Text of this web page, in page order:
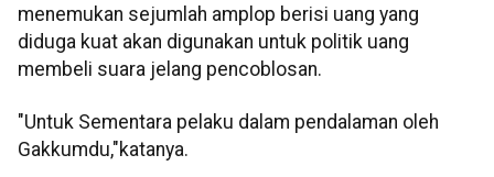
menemukan sejumlah amplop berisi uang yang
diduga kuat akan digunakan untuk politik uang
membeli suara jelang pencoblosan.
"Untuk Sementara pelaku dalam pendalaman oleh
Gakkumdu,"katanya.